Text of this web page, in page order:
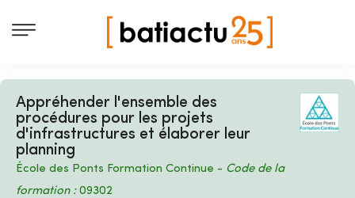
Appréhender l'ensemble des
procédures pour les projets
d'infrastructures et élaborer leur
planning
École des Ponts Formation Continue - Code de la
formation :09302